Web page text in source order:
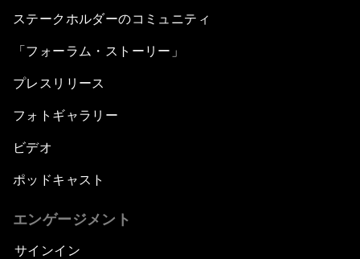
ステークホルダーのコミュニティ
「フォーラム・ストーリー」
プレスリリース
フォトギャラリー
ビデオ
ポッドキャスト
エンゲージメント
サインイン